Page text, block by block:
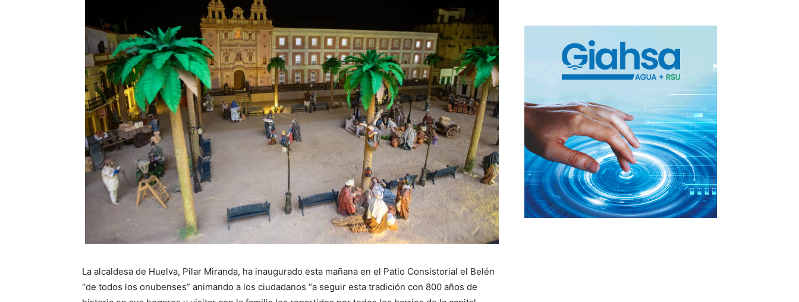
La alcaldesa de Huelva, Pilar Miranda, ha inaugurado esta mañana en el Patio Consistorial el Belén
“de todos los onubenses” animando a los ciudadanos “a seguir esta tradición con 800 años de